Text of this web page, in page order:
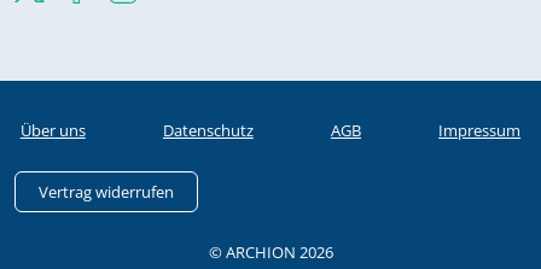
Über uns Datenschutz AGB Impressum
Vertrag widerrufen
© ARCHION 2026